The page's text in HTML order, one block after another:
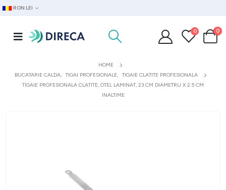
RON LEI
0 0
HOME
BUCATARIE CALDA, TIGAI PROFESIONALE, TIGAIE CLATITE PROFESIONALA
TIGAIE PROFESIONALA CLATITE, OTEL LAMINAT, 23 CM DIAMETRU X 2.5 CM
INALTIME